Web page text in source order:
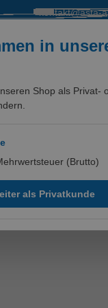
kontakt@asta-
in
Shop als Privat-
(Brutto)
als Privatkunde